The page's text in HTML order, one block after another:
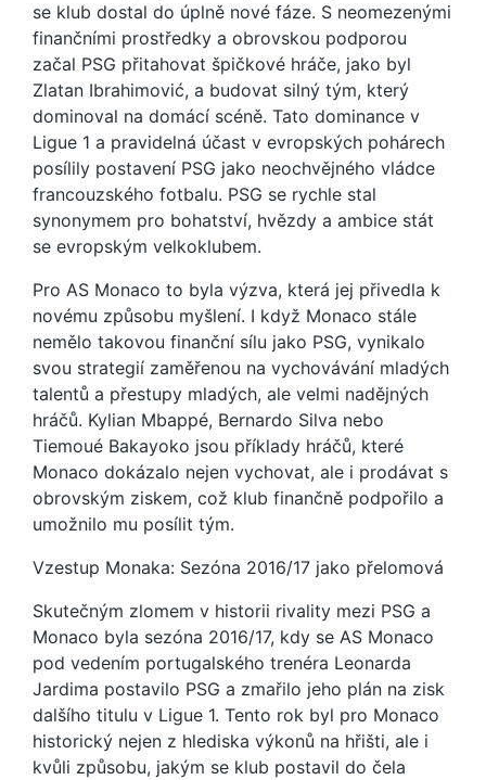
se klub dostal do úplně nové fáze. S neomezenými
finančními prostředky a obrovskou podporou
začal PSG přitahovat špičkové hráče, jako byl
Zlatan Ibrahimović, a budovat silný tým, který
dominoval na domácí scéně. Tato dominance v
Ligue 1 a pravidelná účast v evropských pohárech
posílily postavení PSG jako neochvějného vládce
francouzského fotbalu. PSG se rychle stal
synonymem pro bohatství, hvězdy a ambice stát
se evropským velkoklubem.
Pro AS Monaco to byla výzva, která jej přivedla k
novému způsobu myšlení. I když Monaco stále
nemělo takovou finanční sílu jako PSG, vynikalo
svou strategií zaměřenou na vychovávání mladých
talentů a přestupy mladých, ale velmi nadějných
hráčů. Kylian Mbappé, Bernardo Silva nebo
Tiemoué Bakayoko jsou příklady hráčů, které
Monaco dokázalo nejen vychovat, ale i prodávat s
obrovským ziskem, což klub finančně podpořilo a
umožnilo mu posílit tým.
Vzestup Monaka: Sezóna 2016/17 jako přelomová
Skutečným zlomem v historii rivality mezi PSG a
Monaco byla sezóna 2016/17, kdy se AS Monaco
pod vedením portugalského trenéra Leonarda
Jardima postavilo PSG a zmařilo jeho plán na zisk
dalšího titulu v Ligue 1. Tento rok byl pro Monaco
historický nejen z hlediska výkonů na hřišti, ale i
kvůli způsobu, jakým se klub postavil do čela